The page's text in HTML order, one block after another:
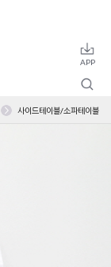
사이드테이블/소파테이블